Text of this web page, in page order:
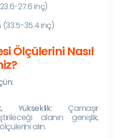
27.6 inç)
35.4 inç)
Ölçülerini Nasıl
Yükseklik: Çamaşır
alanın genişlik,
alın.